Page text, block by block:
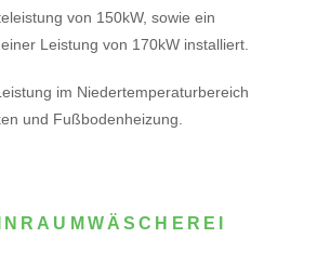
von 150kW, sowie ein
Leistung von 170kW installiert.
im Niedertemperaturbereich
und Fußbodenheizung.